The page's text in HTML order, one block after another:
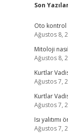
Son
Oto kontrol
Ağustos 8,
Mitoloji
Ağustos 8,
Kurtlar
Ağustos 7,
Kurtlar
Ağustos 7,
Isı
Ağustos 7,